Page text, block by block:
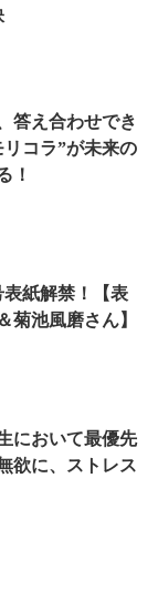
答え合わせでき
コラ”が未来の
！
表紙解禁！【表
菊池風磨さん】
において最優先
欲に、ストレス